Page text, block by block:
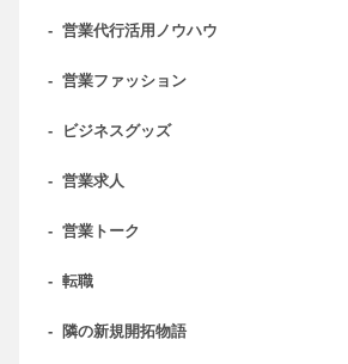
- 営業代行活用ノウハウ
- 営業ファッション
- ビジネスグッズ
- 営業求人
- 営業トーク
- 転職
- 隣の新規開拓物語